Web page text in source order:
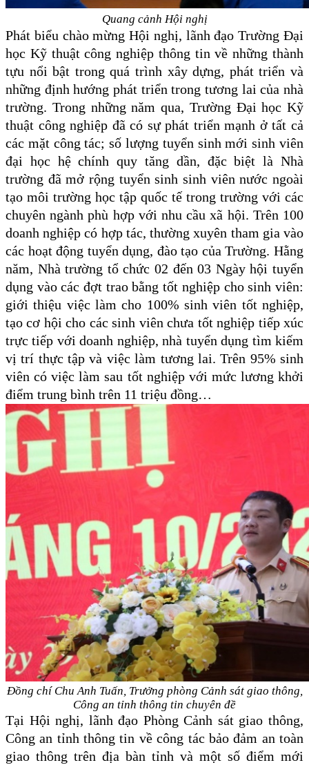
Quang cảnh Hội nghị
Phát biểu chào mừng Hội nghị, lãnh đạo Trường Đại
học Kỹ thuật côngnghiệp thông tin vềnhững thành
tựu nổi bật trong quá trình xây dựng, phát triển và
những định hướng phát triển trong tương lai của nhà
trường. Trong những năm qua, Trường Đại học Kỹ
thuật công nghiệp đã có sự phát triển mạnh ở tất cả
các mặt côngtác; số lượng tuyển sinh mới sinh viên
đại học hệ chính quy tăng dần, đặc biệt là Nhà
trường đã mở rộng tuyển sinh sinh viên nước ngoài
tạo môi trường học tập quốc tế trong trường với các
chuyên ngành phù hợp với nhu cầu xã hội. Trên 100
doanh nghiệp có hợp tác, thường xuyên tham gia vào
các hoạt động tuyển dụng, đào tạo của Trường. Hằng
năm, Nhà trường tổ chức 02 đến 03 Ngày hội tuyển
dụng vào các đợt trao bằng tốt nghiệp cho sinh viên:
giới thiệu việc làm cho 100% sinh viên tốt nghiệp,
tạo cơ hội cho các sinh viên chưa tốt nghiệp tiếp xúc
trực tiếp với doanh nghiệp, nhà tuyển dụng tìm kiếm
vị trí thực tập và việc làm tương lai. Trên 95% sinh
viên có việc làm sau tốt nghiệp với mức lương khởi
điểm trung bình trên 11 triệu đồng…
Đồng chí Chu Anh Tuấn, Trưởng phòng Cảnh sát giao thông,
Công an tỉnh thông tin chuyên đề
Tại Hội nghị, lãnh đạo Phòng Cảnh sát giao thông,
Công an tỉnh thông tin vềcông tác bảo đảm an toàn
giao thông trên địa bàn tỉnh và một số điểm mới